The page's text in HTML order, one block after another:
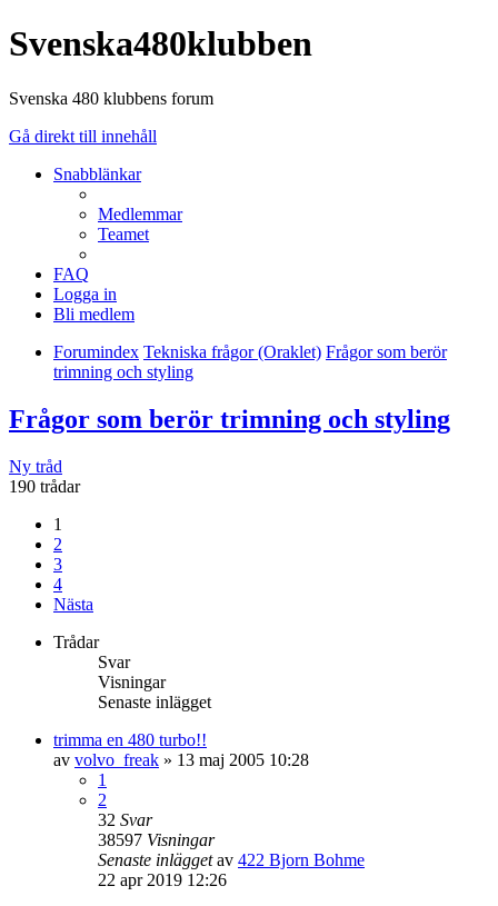
Svenska480klubben
Svenska 480 klubbens forum
Gå direkt till innehåll
Snabblänkar
Medlemmar
Teamet
FAQ
Logga in
Bli medlem
Forumindex Tekniska frågor (Oraklet) Frågor som berör
trimning och styling
Frågor som berör trimning och styling
Ny tråd
190 trådar
1
2
3
4
Nästa
Trådar
Svar
Visningar
Senaste inlägget
trimma en 480 turbo!!
av volvo_freak » 13 maj 2005 10:28
1
2
32 Svar
38597 Visningar
Senaste inläggetav 422 Bjorn Bohme
22 apr 2019 12:26